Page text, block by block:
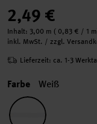
2,49 €
Inhalt: 3,00 m ( 0,83 € / 1
inkl. MwSt. / zzgl.
Lieferzeit: ca. 1-3
Farbe Weiß